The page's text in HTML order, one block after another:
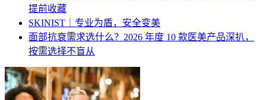
提前收藏
SKINIST｜专业为盾，安全变美
面部抗衰需求选什么？2026 年度 10 款医美产品深扒，
按需选择不盲从